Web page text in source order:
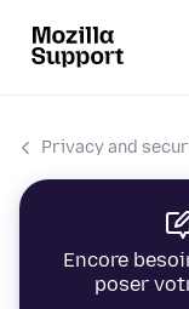
Privacy and
Encore
poser